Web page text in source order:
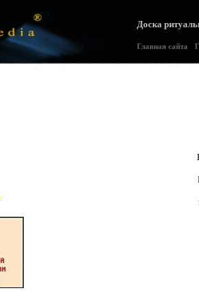
Доска
Главная сайта